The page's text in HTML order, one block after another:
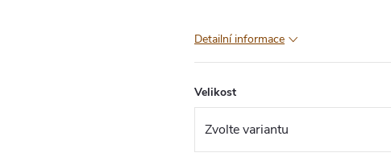
Detailní informace
Velikost